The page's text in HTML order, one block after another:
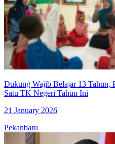
Dukung Wajib Belajar 13 Tahun,
Satu TK Negeri Tahun Ini
21 January 2026
Pekanbaru